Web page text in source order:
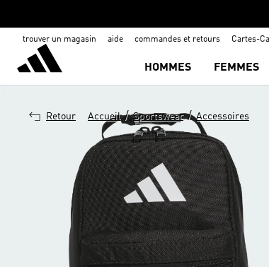
trouver un magasin aide commandes et retours Cartes-
HOMMES FEMMES
Retour Accueil / Sportswear / Accessoires